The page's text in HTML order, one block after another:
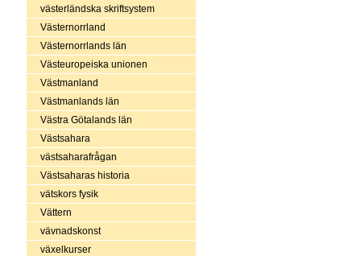
västerländska skriftsystem
Västernorrland
Västernorrlands län
Västeuropeiska unionen
Västmanland
Västmanlands län
Västra Götalands län
Västsahara
västsaharafrågan
Västsaharas historia
vätskors fysik
Vättern
vävnadskonst
växelkurser